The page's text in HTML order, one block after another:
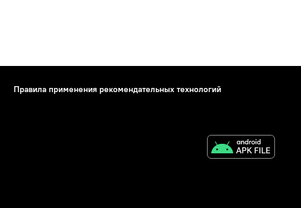
Правила применения рекомендательных технологий